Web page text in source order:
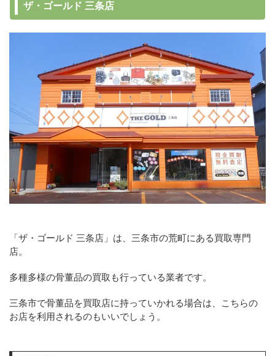
ザ・ゴールド 三条店
「ザ・ゴールド 三条店」は、三条市の荒町にある買取専門
店。
多種多様の骨董品の買取も行っている業者です。
三条市で骨董品を買取店に持っていかれる場合は、こちらの
お店を利用されるのもいいでしょう。